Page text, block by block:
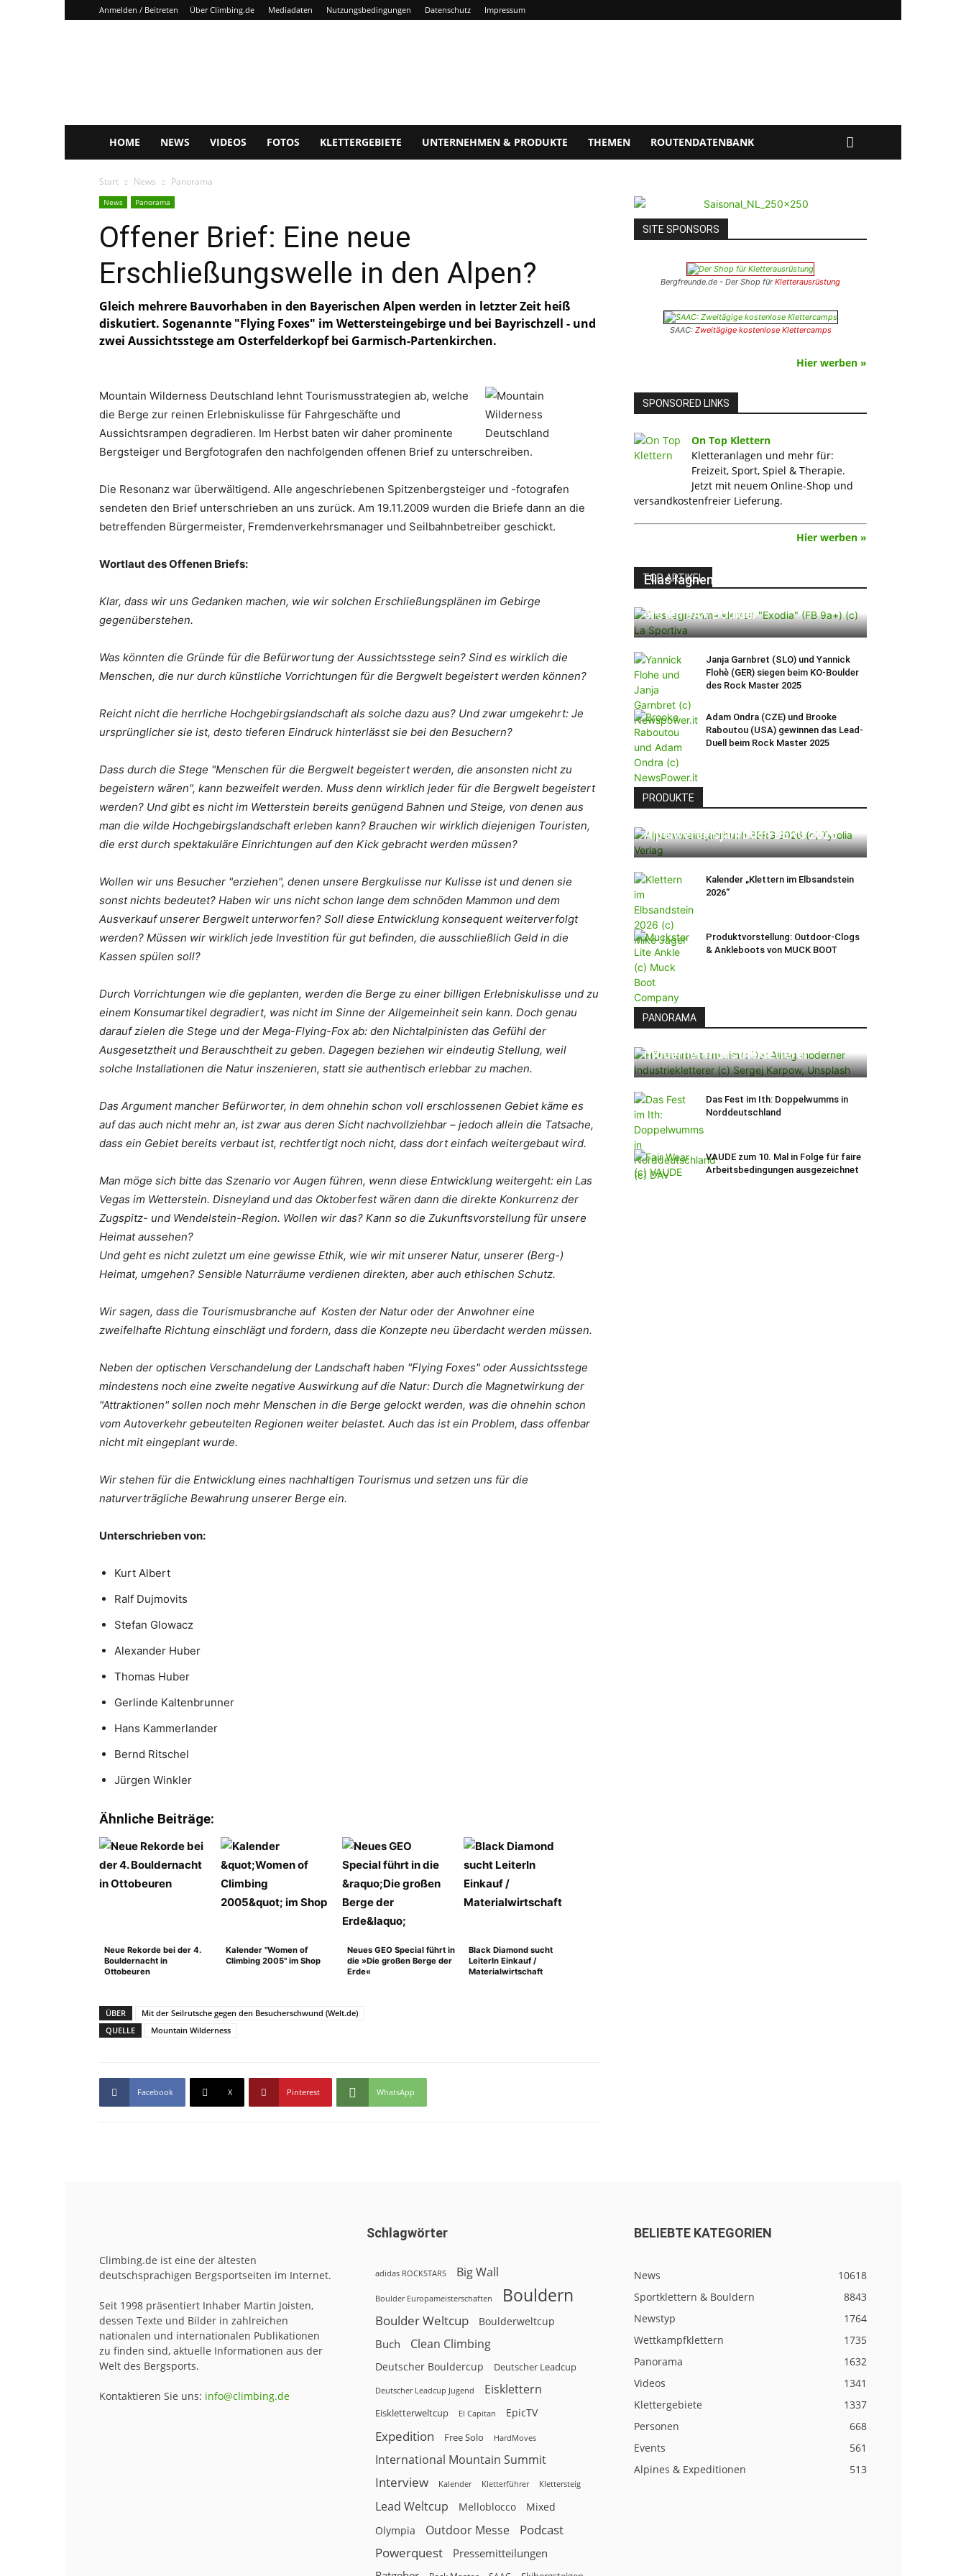
Anmelden / Beitreten Über Climbing.de Mediadaten Nutzungsbedingungen Datenschutz Impressum
HOME NEWS VIDEOS FOTOS KLETTERGEBIETE UNTERNEHMEN & PRODUKTE THEMEN ROUTENDATENBANK
Start News Panorama
News Panorama
Offener Brief: Eine neue
Erschließungswelle in den Alpen?
Gleich mehrere Bauvorhaben in den Bayerischen Alpen werden in letzter Zeit heiß
diskutiert. Sogenannte "Flying Foxes" im Wettersteingebirge und bei Bayrischzell - und
zwei Aussichtsstege am Osterfelderkopf bei Garmisch-Partenkirchen.
Mountain Wilderness Deutschland lehnt Tourismusstrategien ab, welche
die Berge zur reinen Erlebniskulisse für Fahrgeschäfte und
Aussichtsrampen degradieren. Im Herbst baten wir daher prominente
Bergsteiger und Bergfotografen den nachfolgenden offenen Brief zu unterschreiben.
Die Resonanz war überwältigend. Alle angeschriebenen Spitzenbergsteiger und -fotografen
sendeten den Brief unterschrieben an uns zurück. Am 19.11.2009 wurden die Briefe dann an die
betreffenden Bürgermeister, Fremdenverkehrsmanager und Seilbahnbetreiber geschickt.
Wortlaut des Offenen Briefs:
Klar, dass wir uns Gedanken machen, wie wir solchen Erschließungsplänen im Gebirge
gegenüberstehen.
Was könnten die Gründe für die Befürwortung der Aussichtsstege sein? Sind es wirklich die
Menschen, die nur durch künstliche Vorrichtungen für die Bergwelt begeistert werden können?
Reicht nicht die herrliche Hochgebirgslandschaft als solche dazu aus? Und zwar umgekehrt: Je
ursprünglicher sie ist, desto tieferen Eindruck hinterlässt sie bei den Besuchern?
Dass durch die Stege "Menschen für die Bergwelt begeistert werden, die ansonsten nicht zu
begeistern wären", kann bezweifelt werden. Muss denn wirklich jeder für die Bergwelt begeistert
werden? Und gibt es nicht im Wetterstein bereits genügend Bahnen und Steige, von denen aus
man die wilde Hochgebirgslandschaft erleben kann? Brauchen wir wirklich diejenigen Touristen,
die erst durch spektakuläre Einrichtungen auf den Kick gebracht werden müssen?
Wollen wir uns Besucher "erziehen", denen unsere Bergkulisse nur Kulisse ist und denen sie
sonst nichts bedeutet? Haben wir uns nicht schon lange dem schnöden Mammon und dem
Ausverkauf unserer Bergwelt unterworfen? Soll diese Entwicklung konsequent weiterverfolgt
werden? Müssen wir wirklich jede Investition für gut befinden, die ausschließlich Geld in die
Kassen spülen soll?
Durch Vorrichtungen wie die geplanten, werden die Berge zu einer billigen Erlebniskulisse und zu
einem Konsumartikel degradiert, was nicht im Sinne der Allgemeinheit sein kann. Doch genau
darauf zielen die Stege und der Mega-Flying-Fox ab: den Nichtalpinisten das Gefühl der
Ausgesetztheit und Berauschtheit zu geben. Dagegen beziehen wir eindeutig Stellung, weil
solche Installationen die Natur inszenieren, statt sie authentisch erlebbar zu machen.
Das Argument mancher Befürworter, in dem ohnehin schon voll erschlossenen Gebiet käme es
auf das auch nicht mehr an, ist zwar aus deren Sicht nachvollziehbar – jedoch allein die Tatsache,
dass ein Gebiet bereits verbaut ist, rechtfertigt noch nicht, dass dort einfach weitergebaut wird.
Man möge sich bitte das Szenario vor Augen führen, wenn diese Entwicklung weitergeht: ein Las
Vegas im Wetterstein. Disneyland und das Oktoberfest wären dann die direkte Konkurrenz der
Zugspitz- und Wendelstein-Region. Wollen wir das? Kann so die Zukunftsvorstellung für unsere
Heimat aussehen?
Und geht es nicht zuletzt um eine gewisse Ethik, wie wir mit unserer Natur, unserer (Berg-)
Heimat, umgehen? Sensible Naturräume verdienen direkten, aber auch ethischen Schutz.
Wir sagen, dass die Tourismusbranche auf Kosten der Natur oder der Anwohner eine
zweifelhafte Richtung einschlägt und fordern, dass die Konzepte neu überdacht werden müssen.
Neben der optischen Verschandelung der Landschaft haben "Flying Foxes" oder Aussichtsstege
mindestens noch eine zweite negative Auswirkung auf die Natur: Durch die Magnetwirkung der
"Attraktionen" sollen noch mehr Menschen in die Berge gelockt werden, was die ohnehin schon
vom Autoverkehr gebeutelten Regionen weiter belastet. Auch das ist ein Problem, dass offenbar
nicht mit eingeplant wurde.
Wir stehen für die Entwicklung eines nachhaltigen Tourismus und setzen uns für die
naturverträgliche Bewahrung unserer Berge ein.
Unterschrieben von:
Kurt Albert
Ralf Dujmovits
Stefan Glowacz
Alexander Huber
Thomas Huber
Gerlinde Kaltenbrunner
Hans Kammerlander
Bernd Ritschel
Jürgen Winkler
Ähnliche Beiträge:
Neue Rekorde bei der 4.
Bouldernacht in
Ottobeuren
Kalender "Women of
Climbing 2005" im Shop
Neues GEO Special führt in
die »Die großen Berge der
Erde«
Black Diamond sucht
LeiterIn Einkauf /
Materialwirtschaft
ÜBER
Mit der Seilrutsche gegen den Besucherschwund (Welt.de)
QUELLE
Mountain Wilderness
Facebook X Pinterest WhatsApp
SITE SPONSORS
Bergfreunde.de - Der Shop fürKletterausrüstung
SAAC: Zweitägige kostenlose Klettercamps
Hier werben »
SPONSORED LINKS
On Top Klettern
Kletteranlagen und mehr für:
Freizeit, Sport, Spiel & Therapie.
Jetzt mit neuem Online-Shop und
versandkostenfreier Lieferung.
Hier werben »
TOP ARTIKEL
Elias Iagnemma klettert „Exodia“:
ersten 9A+ Boulder
Janja Garnbret (SLO) und Yannick
Flohè (GER) siegen beim KO-Boulder
des Rock Master 2025
Adam Ondra (CZE) und Brooke
Raboutou (USA) gewinnen das Lead-
Duell beim Rock Master 2025
PRODUKTE
Alpenvereinsjahrbuch BERG 2026
Kalender „Klettern im Elbsandstein
2026“
Produktvorstellung: Outdoor-Clogs
& Ankleboots von MUCK BOOT
PANORAMA
moderner Industriekletterer
Das Fest im Ith: Doppelwumms in
Norddeutschland
VAUDE zum 10. Mal in Folge für faire
Arbeitsbedingungen ausgezeichnet
Climbing.de ist eine der ältesten
deutschsprachigen Bergsportseiten im Internet.
Seit 1998 präsentiert Inhaber Martin Joisten,
dessen Texte und Bilder in zahlreichen
nationalen und internationalen Publikationen
zu finden sind, aktuelle Informationen aus der
Welt des Bergsports.
Kontaktieren Sie uns: info@climbing.de
Schlagwörter
adidas ROCKSTARS Big Wall
Boulder Europameisterschaften Bouldern
Boulder Weltcup Boulderweltcup
Buch Clean Climbing
Deutscher Bouldercup Deutscher Leadcup
Deutscher Leadcup Jugend Eisklettern
Eiskletterweltcup El Capitan EpicTV
Expedition Free Solo HardMoves
International Mountain Summit
Interview Kalender Kletterführer Klettersteig
Lead Weltcup Melloblocco Mixed
Olympia Outdoor Messe
Podcast
Powerquest
Pressemitteilungen
BELIEBTE KATEGORIEN
News
10618
Sportklettern & Bouldern
8843
Newstyp
1764
Wettkampfklettern
1735
Panorama
1632
Videos
1341
Klettergebiete
1337
Personen
668
Events
561
Alpines & Expeditionen
513